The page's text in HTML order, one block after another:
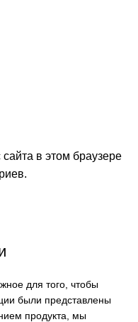
в этом браузере
для того, чтобы
были представлены
продукта, мы